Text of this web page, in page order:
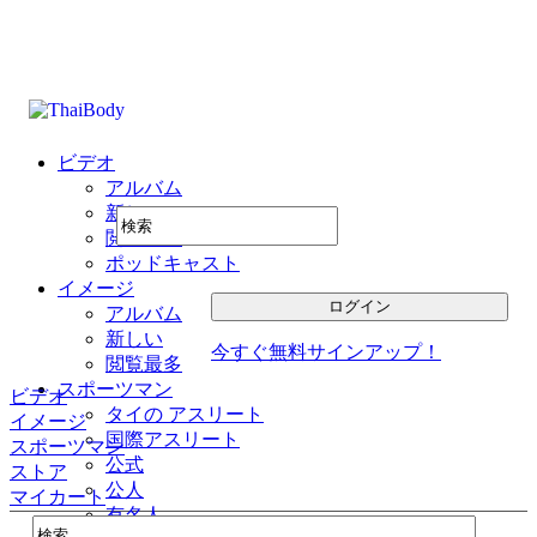
ビデオ
アルバム
新しい
閲覧最多
ポッドキャスト
イメージ
アルバム
新しい
閲覧最多
スポーツマン
タイの アスリート
国際アスリート
公式
公人
有名人
今すぐ無料サインアップ！
ビデオ
イメージ
スポーツマン
ストア
マイカート